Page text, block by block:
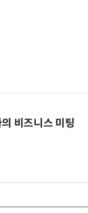
비즈니스 미팅